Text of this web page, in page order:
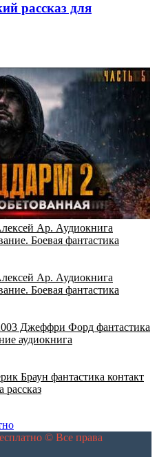
рассказ для
Ар. Аудиокнига
Боевая фантастика
Ар. Аудиокнига
Боевая фантастика
Джеффри Форд фантастика
аудиокнига
Браун фантастика контакт
рассказ
© Все права